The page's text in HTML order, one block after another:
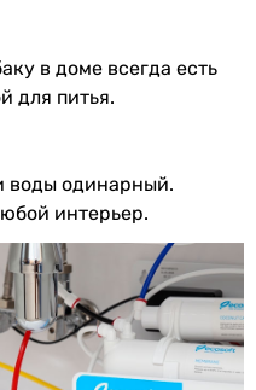
настольная
в доме всегда есть
для питья.
воды одинарный.
интерьер.